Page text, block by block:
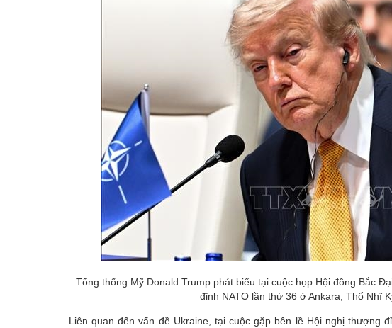
Tổng thống Mỹ Donald Trump phát biểu tại cuộc họp Hội đồng Bắc
đỉnh NATO lần thứ 36 ở Ankara, Thổ Nhĩ
Liên quan đến vấn đề Ukraine, tại cuộc gặp bên lề Hội nghị thượng